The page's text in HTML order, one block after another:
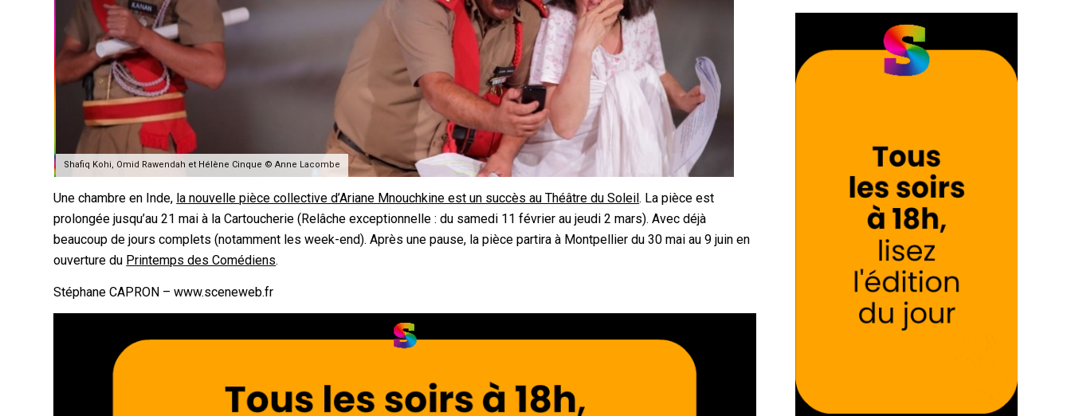
Shafiq Kohi, Omid Rawendah et Hélène Cinque © Anne Lacombe
Une chambre en Inde, la nouvelle pièce collective d’Ariane Mnouchkine est un succès au Théâtre du Soleil. La pièce est
prolongée jusqu’au 21 mai à la Cartoucherie (Relâche exceptionnelle : du samedi 11 février au jeudi 2 mars). Avec déjà
beaucoup de jours complets (notamment les week-end). Après une pause, la pièce partira à Montpellier du 30 mai au 9 juin en
ouverture du Printemps des Comédiens.
Stéphane CAPRON – www.sceneweb.fr